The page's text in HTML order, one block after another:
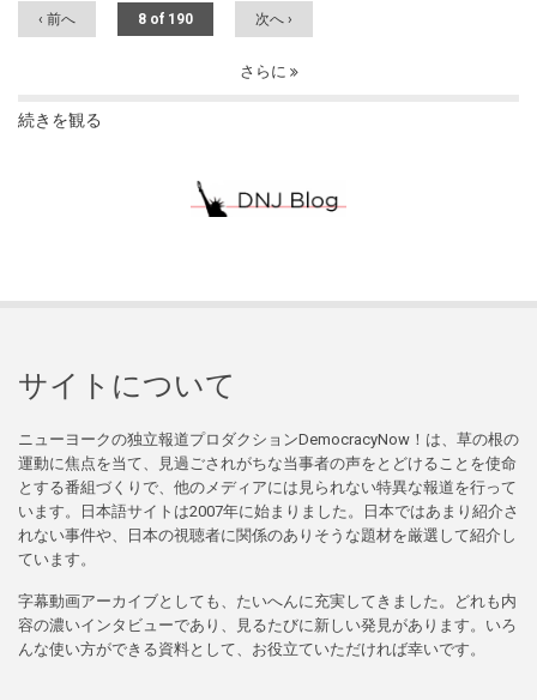
‹ 前へ 8 of 190 次へ ›
さらに
続きを観る
サイトについて
ニューヨークの独立報道プロダクションDemocracyNow！は、草の根の
運動に焦点を当て、見過ごされがちな当事者の声をとどけることを使命
とする番組づくりで、他のメディアには見られない特異な報道を行って
います。日本語サイトは2007年に始まりました。日本ではあまり紹介さ
れない事件や、日本の視聴者に関係のありそうな題材を厳選して紹介し
ています。
字幕動画アーカイブとしても、たいへんに充実してきました。どれも内
容の濃いインタビューであり、見るたびに新しい発見があります。いろ
んな使い方ができる資料として、お役立ていただければ幸いです。